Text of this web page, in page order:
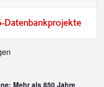
Datenbankprojekte
Mehr als 850 Jahre